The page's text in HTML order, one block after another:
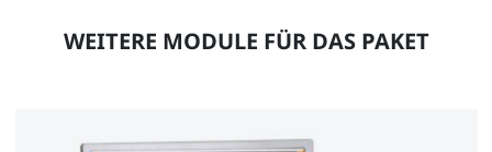
WEITERE MODULE FÜR DAS PAKET